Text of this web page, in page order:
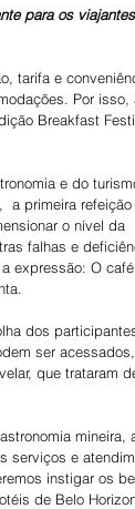
para os
tarifa e
Por isso,
Breakfast
e do
a primeira
o nível da
falhas e
expressão: O
dos
ser
que trataram
mineira,
serviços e
instigar os
de Belo